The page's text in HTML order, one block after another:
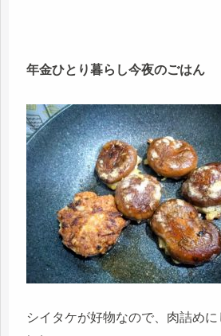
年金ひとり暮らし今夜のごはん
シイタケが好物なので、肉詰め